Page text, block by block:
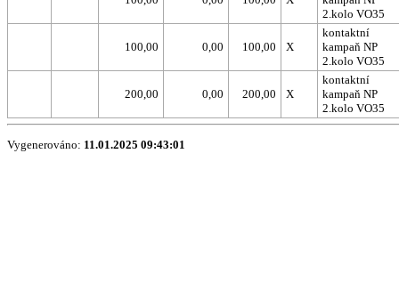
2.kolo VO35
100,00 0,00 100,00 X
kontaktní
kampaň NP
2.kolo VO35
200,00 0,00 200,00 X
kontaktní
kampaň NP
2.kolo VO35
Vygenerováno: 11.01.2025 09:43:01